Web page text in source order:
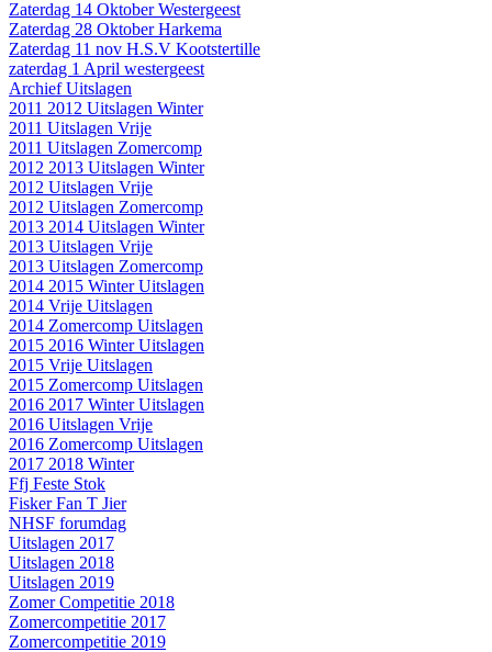
Zaterdag 14 Oktober Westergeest
Zaterdag 28 Oktober Harkema
Zaterdag 11 nov H.S.V Kootstertille
zaterdag 1 April westergeest
Archief Uitslagen
2011 2012 Uitslagen Winter
2011 Uitslagen Vrije
2011 Uitslagen Zomercomp
2012 2013 Uitslagen Winter
2012 Uitslagen Vrije
2012 Uitslagen Zomercomp
2013 2014 Uitslagen Winter
2013 Uitslagen Vrije
2013 Uitslagen Zomercomp
2014 2015 Winter Uitslagen
2014 Vrije Uitslagen
2014 Zomercomp Uitslagen
2015 2016 Winter Uitslagen
2015 Vrije Uitslagen
2015 Zomercomp Uitslagen
2016 2017 Winter Uitslagen
2016 Uitslagen Vrije
2016 Zomercomp Uitslagen
2017 2018 Winter
Ffj Feste Stok
Fisker Fan T Jier
NHSF forumdag
Uitslagen 2017
Uitslagen 2018
Uitslagen 2019
Zomer Competitie 2018
Zomercompetitie 2017
Zomercompetitie 2019